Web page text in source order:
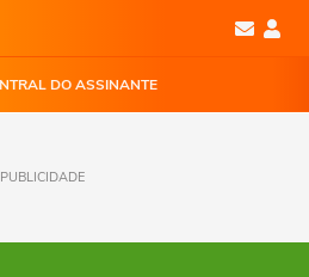
DO ASSINANTE
PUBLICIDADE